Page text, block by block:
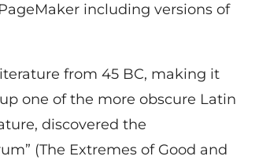
including versions of
from 45 BC, making it
one of the more obscure Latin
discovered the
(The Extremes of Good and